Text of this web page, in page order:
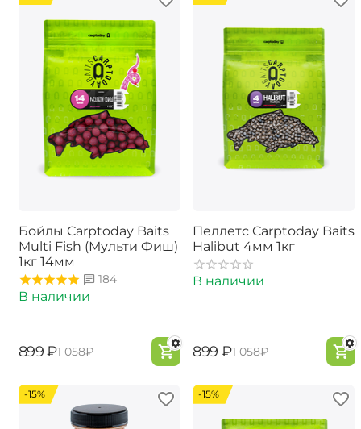
Бойлы Carptoday Baits
Multi Fish (Мульти Фиш)
1кг 14мм
184
В наличии
‍899‍ ₽‍1 058‍₽
Пеллетс Carptoday Baits
Halibut 4мм 1кг
В наличии
‍899‍ ₽‍1 058‍₽
-15% -15%